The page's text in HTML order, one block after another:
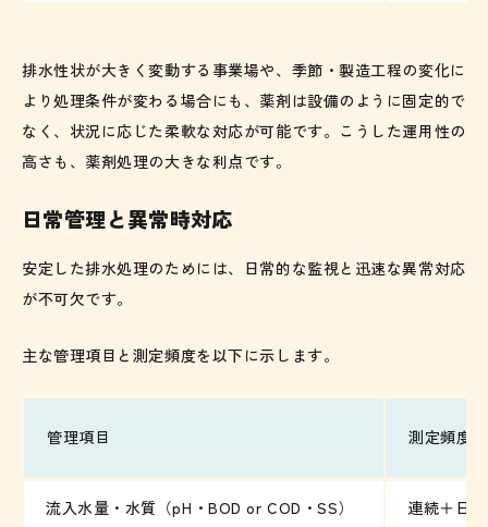
排水性状が大きく変動する事業場や、季節・製造工程の変化に
より処理条件が変わる場合にも、薬剤は設備のように固定的で
なく、状況に応じた柔軟な対応が可能です。こうした運用性の
高さも、薬剤処理の大きな利点です。
日常管理と異常時対応
安定した排水処理のためには、日常的な監視と迅速な異常対応
が不可欠です。
主な管理項目と測定頻度を以下に示します。
管理項目 測定頻度
流入水量・水質（pH・BOD or COD・SS） 連続＋日